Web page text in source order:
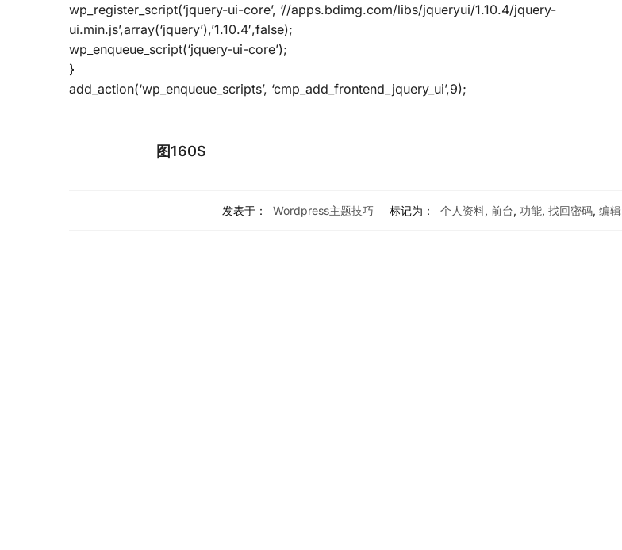
wp_register_script(‘jquery-ui-core’, ‘//apps.bdimg.com/libs/jqueryui/1.10.4/jquery-
ui.min.js’,array(‘jquery’),’1.10.4′,false);
wp_enqueue_script(‘jquery-ui-core’);
}
add_action(‘wp_enqueue_scripts’, ‘cmp_add_frontend_jquery_ui’,9);
图160S
发表于： Wordpress主题技巧 标记为： 个人资料,前台,功能,找回密码,编辑